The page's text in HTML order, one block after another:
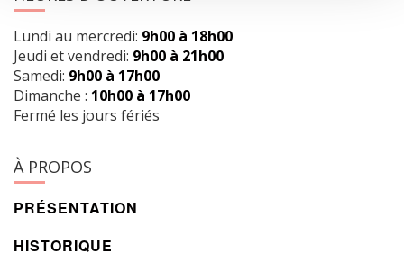
Lundi au mercredi: 9h00 à 18h00
Jeudi et vendredi: 9h00 à 21h00
Samedi: 9h00 à 17h00
Dimanche : 10h00 à 17h00
Fermé les jours fériés
À PROPOS
PRÉSENTATION
HISTORIQUE